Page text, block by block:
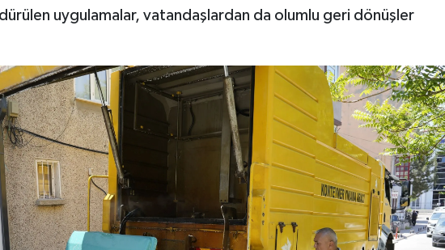
uygulamalar, vatandaşlardan da olumlu geri dönüşler